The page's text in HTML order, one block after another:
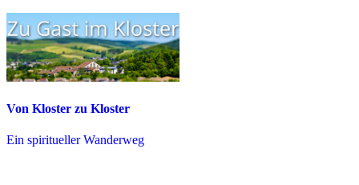
Von Kloster zu Kloster
Ein spiritueller Wanderweg